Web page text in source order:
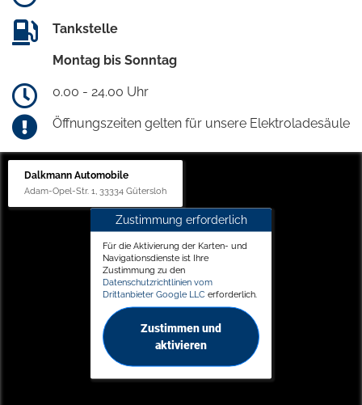
Tankstelle
Montag bis Sonntag
0.00 - 24.00 Uhr
Öffnungszeiten gelten für unsere Elektroladesäule
Dalkmann Automobile
Adam-Opel-Str. 1, 33334 Gütersloh
Zustimmung erforderlich
Für die Aktivierung der Karten- und
Navigationsdienste ist Ihre
Zustimmung zu den
Datenschutzrichtlinien vom
Drittanbieter Google LLC erforderlich.
Zustimmen und
aktivieren